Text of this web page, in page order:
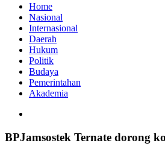
Home
Nasional
Internasional
Daerah
Hukum
Politik
Budaya
Pemerintahan
Akademia
BPJamsostek Ternate dorong